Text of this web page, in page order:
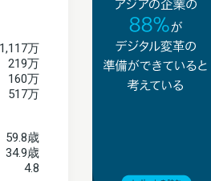
1,117万
219万
160万
517万
59.8歳
34.9歳
4.8